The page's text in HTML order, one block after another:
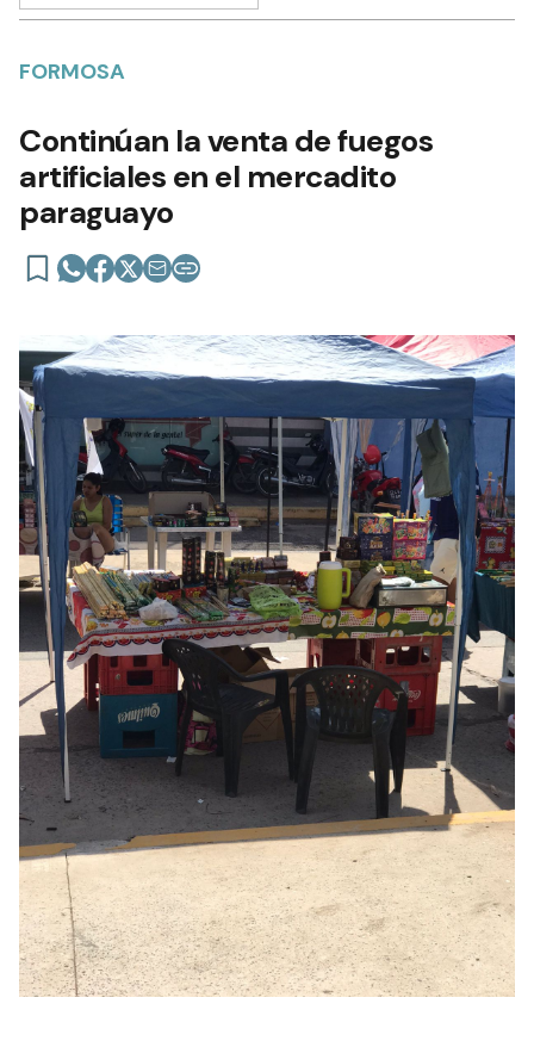
FORMOSA
Continúan la venta de fuegos
artificiales en el mercadito
paraguayo